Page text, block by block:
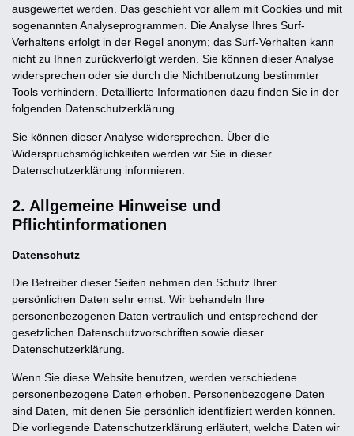
ausgewertet werden. Das geschieht vor allem mit Cookies und mit
sogenannten Analyseprogrammen. Die Analyse Ihres Surf-
Verhaltens erfolgt in der Regel anonym; das Surf-Verhalten kann
nicht zu Ihnen zurückverfolgt werden. Sie können dieser Analyse
widersprechen oder sie durch die Nichtbenutzung bestimmter
Tools verhindern. Detaillierte Informationen dazu finden Sie in der
folgenden Datenschutzerklärung.
Sie können dieser Analyse widersprechen. Über die
Widerspruchsmöglichkeiten werden wir Sie in dieser
Datenschutzerklärung informieren.
2. Allgemeine Hinweise und
Pflichtinformationen
Datenschutz
Die Betreiber dieser Seiten nehmen den Schutz Ihrer
persönlichen Daten sehr ernst. Wir behandeln Ihre
personenbezogenen Daten vertraulich und entsprechend der
gesetzlichen Datenschutzvorschriften sowie dieser
Datenschutzerklärung.
Wenn Sie diese Website benutzen, werden verschiedene
personenbezogene Daten erhoben. Personenbezogene Daten
sind Daten, mit denen Sie persönlich identifiziert werden können.
Die vorliegende Datenschutzerklärung erläutert, welche Daten wir